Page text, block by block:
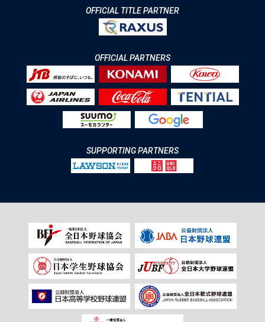
OFFICIAL TITLE PARTNER
OFFICIAL PARTNERS
SUPPORTING PARTNERS